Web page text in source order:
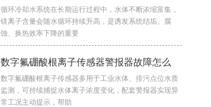
循环冷却水系统在长期运行过程中，水体不断浓缩富集，
镁离子含量会随水循环持续升高，是诱发系统结垢、腐
蚀、换热效率下降的重要
数字氟硼酸根离子传感器警报器故障怎么
数字氟硼酸根离子传感器多用于工业水体、排污点位水质
监测，可持续捕捉水体离子浓度变化，配套警报器实现异
常工况主动提示，帮助